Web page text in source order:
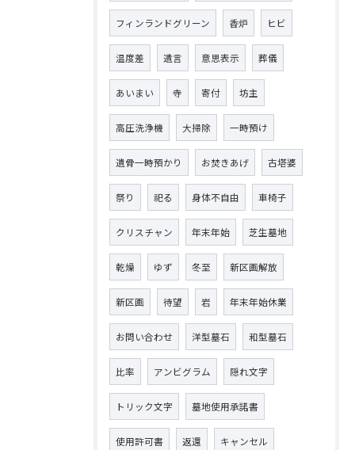
フィンランドグリーン 香炉 ヒビ
温度差 遺言 意思表示 葬儀
あいまい 寺 寄付 坊主
高圧洗浄機 大掃除 一時預け
遺骨一時預かり お焚きあげ 古塔婆
祭り 祀る 身体不自由 車椅子
クリスチャン 年末年始 芝生墓地
乾燥 ゆず 冬至 新区画解放
新区画 待望 岩 年末年始休業
お問い合わせ 洋型墓石 和型墓石
比率 アンビグラム 隠れ文字
トリック文字 墓地使用承諾書
使用許可書 返還 キャンセル